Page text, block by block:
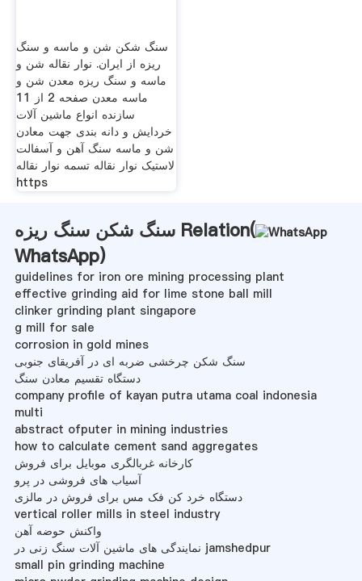
سنگ شکن شن و ماسه و سنگ
ریزه از ایران. نوار نقاله شن و
ماسه و سنگ ریزه معدن شن و
ماسه معدن صفحه 2 از 11
سازنده انواع ماشین آلات
خردایش و دانه بندی جهت معادن
شن و ماسه سنگ آهن و آسفالت
لاستیک نوار نقاله تسمه نوار نقاله
https
سنگ شکن سنگ ریزه Relation(
WhatsApp)
guidelines for iron ore mining processing plant
effective grinding aid for lime stone ball mill
clinker grinding plant singapore
g mill for sale
corrosion in gold mines
سنگ شکن چرخشی ضربه ای در آفریقای جنوبی
دستگاه تقسیم معادن سنگ
company profile of kayan putra utama coal indonesia
multi
abstract ofputer in mining industries
how to calculate cement sand aggregates
کارخانه غربالگری موبایل برای فروش
آسیاب های فروشی در پرو
دستگاه خرد کن فک مس برای فروش در مالزی
vertical roller mills in steel industry
واکنش حوضه آهن
نمایندگی های ماشین آلات سنگ زنی در jamshedpur
small pin grinding machine